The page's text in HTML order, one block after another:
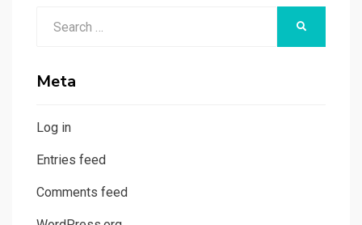
tháng
Meta
Log in
Entries feed
Comments feed